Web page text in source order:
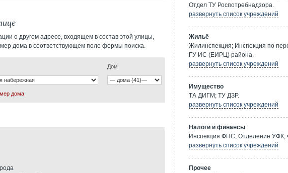
о другом адресе, входящем в состав этой улицы,
дома в соответствующем поле формы поиска.
Дом
дома
Отдел ТУ Роспотребнадзора.
развернуть список учреждений
Жильё
Жилинспекция; Инспекция по
ГУ ИС (ЕИРЦ) района.
развернуть список учреждений
Имущество
ТА ДИГМ; ТУ ДЗР.
развернуть список учреждений
Налоги и финансы
Инспекция ФНС; Отделение УФК;
развернуть список учреждений
Прочее